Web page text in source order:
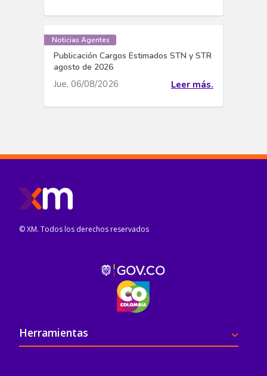
Noticias Agentes
Publicación Cargos Estimados STN y STR
agosto de 2026
Jue, 06/08/2026 Leer más.
© XM. Todos los derechos reservados
Pie de página
Herramientas